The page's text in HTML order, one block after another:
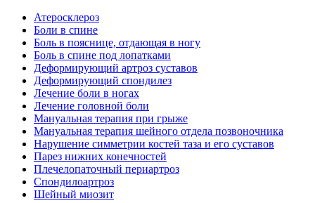
Атеросклероз
Боли в спине
Боль в пояснице, отдающая в ногу
Боль в спине под лопатками
Деформирующий артроз суставов
Деформирующий спондилез
Лечение боли в ногах
Лечение головной боли
Мануальная терапия при грыже
Мануальная терапия шейного отдела позвоночника
Нарушение симметрии костей таза и его суставов
Парез нижних конечностей
Плечелопаточный периартроз
Спондилоартроз
Шейный миозит